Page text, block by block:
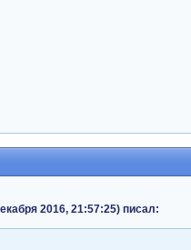
2016, 21:57:25) писал: